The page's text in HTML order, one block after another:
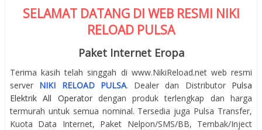
SELAMAT DATANG DI WEB RESMI NIKI
RELOAD PULSA
Paket Internet Eropa
Terima kasih telah singgah di www.NikiReload.net web resmi
server NIKI RELOAD PULSA. Dealer dan Distributor Pulsa
Elektrik All Operatordengan produk terlengkap dan harga
termurah untuk semua nominal. Tersedia juga Pulsa Transfer,
Kuota Data Internet, Paket Nelpon/SMS/BB, Tembak/Inject